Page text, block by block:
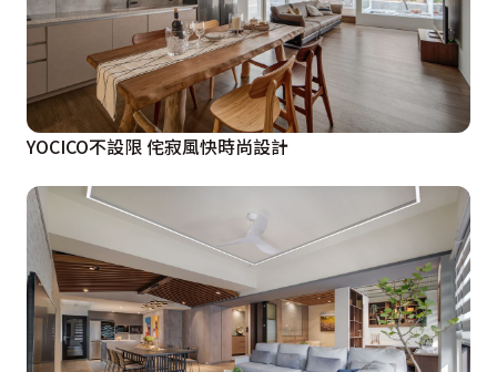
烹調料理時最優雅的心情。
  臥眠區域採無把手設計，設計師利用紫紅色做內凹手把
的跳色處理，壁面使用的壁紙圖騰延續至主牆二邊的灰
鏡，彼此前後互為應對；衛浴空間以咖啡、白做棋盤式的
空間的典雅氛圍形塑完整，透過顏色清雅的圖騰壁紙，將
臥眠空間規置得細膩而具人文風雅表情。
YOCICO不設限 侘寂風快時尚設計